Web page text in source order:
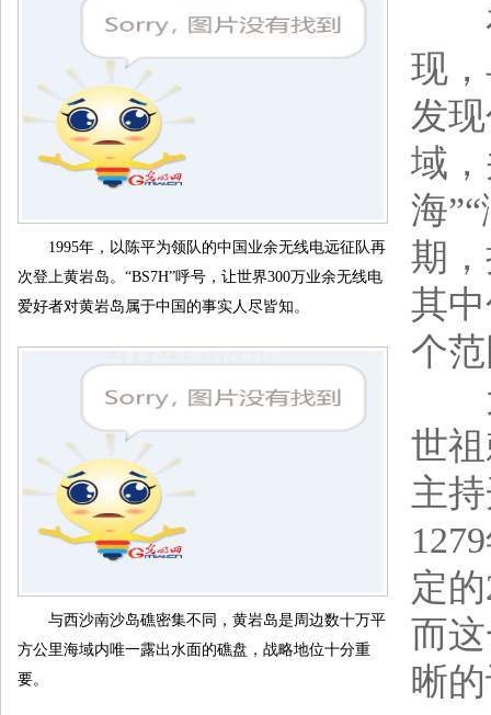
1995年，以陈平为领队的中国业余无线电远征队再
次登上黄岩岛。“BS7H”呼号，让世界300万业余无线电
爱好者对黄岩岛属于中国的事实人尽皆知。
与西沙南沙岛礁密集不同，黄岩岛是周边数十万平
方公里海域内唯一露出水面的礁盘，战略地位十分重
要。
在
现
发
域
海
期
其
个
元
世
主
定
而
晰